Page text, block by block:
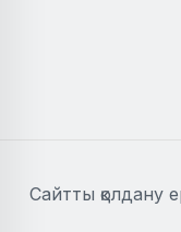
Сайтты қолдану